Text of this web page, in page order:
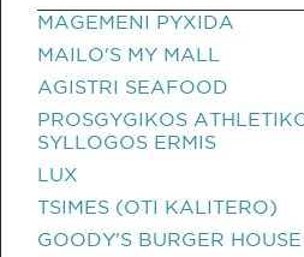
MAGEMENI PYXIDA
MAILO'S MY MALL
AGISTRI SEAFOOD
PROSGYGIKOS
SYLLOGOS ERMIS
LUX
TSIMES (OTI KALITERO)
GOODY'S BURGER HOUSE